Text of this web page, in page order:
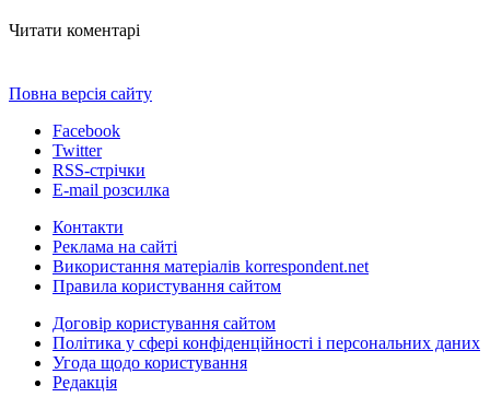
Читати коментарі
Повна версія сайту
Facebook
Twitter
RSS-стрічки
E-mail розсилка
Контакти
Реклама на сайті
Використання матеріалів korrespondent.net
Правила користування сайтом
Договір користування сайтом
Політика у сфері конфіденційності і персональних даних
Угода щодо користування
Редакція